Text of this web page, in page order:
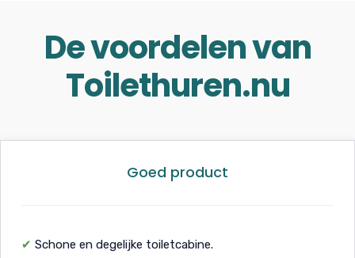
De voordelen van
Toilethuren.nu
Goed product
✔ Schone en degelijke toiletcabine.